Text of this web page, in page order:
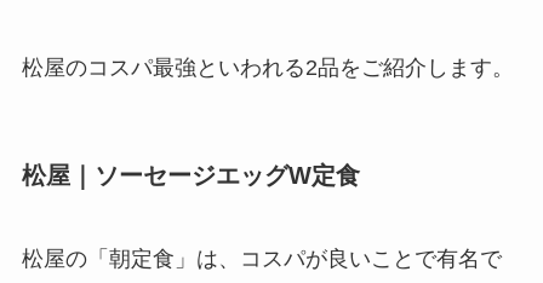
松屋のコスパ最強といわれる2品をご紹介します。
松屋｜ソーセージエッグW定食
松屋の「朝定食」は、コスパが良いことで有名で